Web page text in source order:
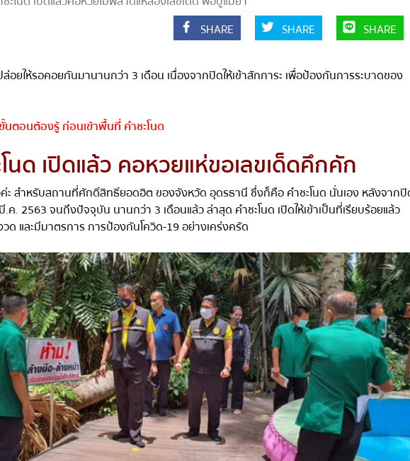
SHARE SHARE SHARE
อยให้รอคอยกันมานานกว่า3เดือน เนื่องจากปิดให้เข้าสักการะ เพื่อป้องกันการระบาดของ
ตอนต้องรู้ ก่อนเข้าพื้นที่ คำชะโนด
นด เปิดแล้ว คอหวยแห่ขอเลขเด็ดคึกคัก
ะ สำหรับสถานที่ศักดิ์สิทธิ์ยอดฮิต ของจังหวัด อุดรธานี ซึ่งก็คือ คำชะโนด นั่นเอง หลังจากปิด
.ค. 2563จนถึงปัจจุบัน นานกว่า3เดือนแล้ว ล่าสุด คำชะโนด เปิดให้เข้าเป็นที่เรียบร้อยแล้ว
ด และมีมาตรการ การป้องกันโควิด-19อย่างเคร่งครัด